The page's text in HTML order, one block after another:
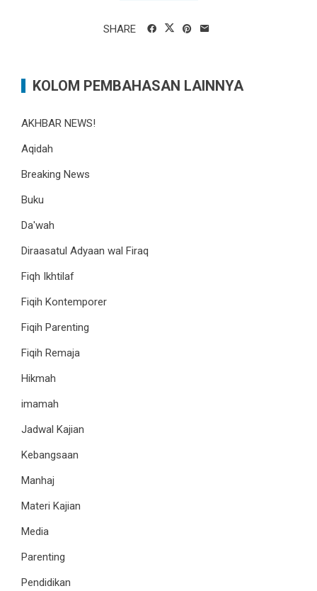
SHARE
KOLOM PEMBAHASAN LAINNYA
AKHBAR NEWS!
Aqidah
Breaking News
Buku
Da'wah
Diraasatul Adyaan wal Firaq
Fiqh Ikhtilaf
Fiqih Kontemporer
Fiqih Parenting
Fiqih Remaja
Hikmah
imamah
Jadwal Kajian
Kebangsaan
Manhaj
Materi Kajian
Media
Parenting
Pendidikan